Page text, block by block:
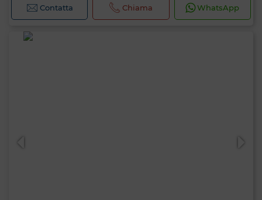
Contatta Chiama WhatsApp